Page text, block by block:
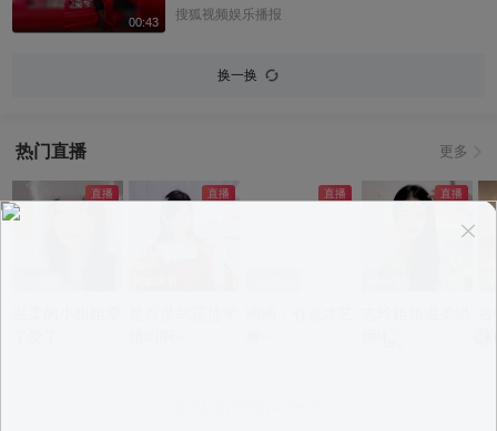
00:43 搜狐视频娱乐播报
换一换
热门直播 更多